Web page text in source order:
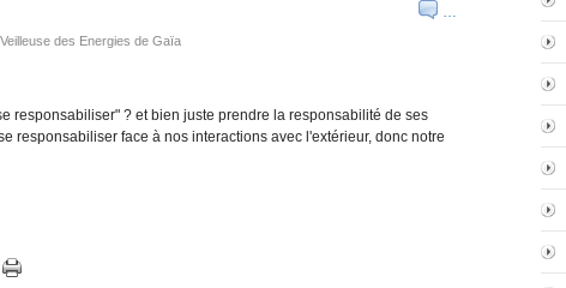
…
des Energies de Gaïa
responsabiliser" ? et bien juste prendre la responsabilité de ses
responsabiliser face à nos interactions avec l'extérieur, donc notre